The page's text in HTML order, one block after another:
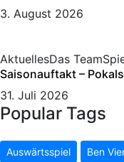
3. August 2026
AktuellesDas Team
Saisonauftakt –
31. Juli 2026
Popular Tags
Auswärtsspiel Ben